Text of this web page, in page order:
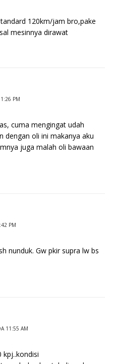
120km/jam bro,pake
mesinnya dirawat
PM
cuma mengingat udah
dengan oli ini makanya aku
juga malah oli bawaan
PM
nunduk. Gw pkir supra lw bs
11:55 AM
kpj..kondisi